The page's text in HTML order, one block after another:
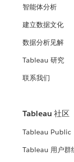
智能体分析
建立数据文化
数据分析见解
Tableau 研究
联系我们
Tableau 社区
Tableau Public
Tableau 用户群